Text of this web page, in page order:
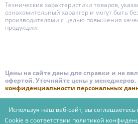
Технические характеристики товаров,
ознакомительный характер и могут быть
производителями с целью повышения
продукции.
Цены на сайте даны для справки и не
офертой. Уточняйте цены у менеджеров.
конфиденциальности персональных
Используя наш веб-сайт, вы
Cookie в соответствии политикой